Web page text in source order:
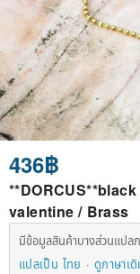
436฿
valentine / Brass
มีข้อมูลสินค้าบางส่วนแปล
แปลเป็น ไทย
ดูภาษาเ